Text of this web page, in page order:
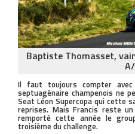
Baptiste Thomasset,
Il faut toujours compter
septuagénaire champenois ne
Seat Léon Supercopa qui cette
reprises. Mais Francis reste
remporté cette année le
troisième du challenge.